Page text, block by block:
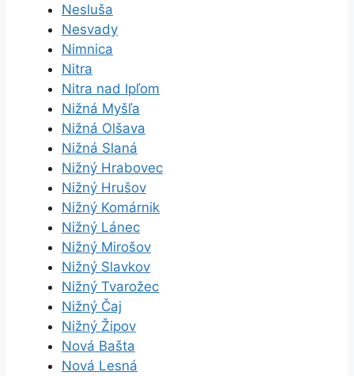
Nesluša
Nesvady
Nimnica
Nitra
Nitra nad Ipľom
Nižná Myšľa
Nižná Olšava
Nižná Slaná
Nižný Hrabovec
Nižný Hrušov
Nižný Komárnik
Nižný Lánec
Nižný Mirošov
Nižný Slavkov
Nižný Tvarožec
Nižný Čaj
Nižný Žipov
Nová Bašta
Nová Lesná